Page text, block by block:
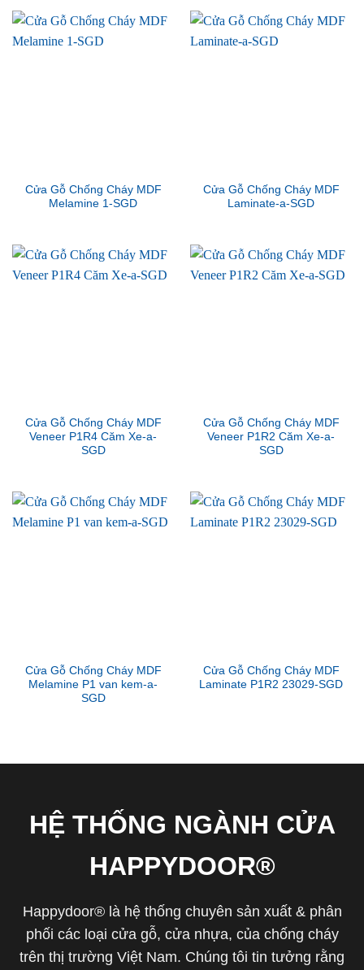
Cửa Gỗ Chống Cháy MDF
Melamine 1-SGD
Cửa Gỗ Chống Cháy MDF
Laminate-a-SGD
Cửa Gỗ Chống Cháy MDF
Veneer P1R4 Căm Xe-a-
SGD
Cửa Gỗ Chống Cháy MDF
Veneer P1R2 Căm Xe-a-
SGD
Cửa Gỗ Chống Cháy MDF
Melamine P1 van kem-a-
SGD
Cửa Gỗ Chống Cháy MDF
Laminate P1R2 23029-SGD
HỆ THỐNG NGÀNH CỬA
HAPPYDOOR®
Happydoor® là hệ thống chuyên sản xuất & phân
phối các loại cửa gỗ, cửa nhựa, của chống cháy
trên thị trường Việt Nam. Chúng tôi tin tưởng rằng